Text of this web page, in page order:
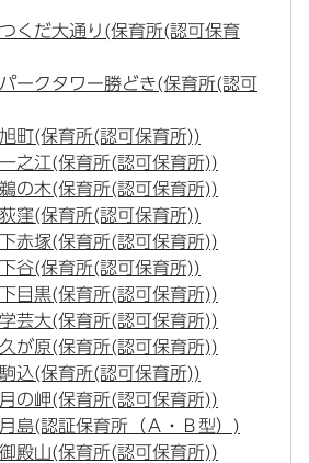
くだ大通り(保育所(認可保育
ークタワー勝どき(保育所(認可
町(保育所(認可保育所))
之江(保育所(認可保育所))
の木(保育所(認可保育所))
窪(保育所(認可保育所))
赤塚(保育所(認可保育所))
谷(保育所(認可保育所))
目黒(保育所(認可保育所))
芸大(保育所(認可保育所))
が原(保育所(認可保育所))
込(保育所(認可保育所))
の岬(保育所(認可保育所))
島(認証保育所（Ａ・Ｂ型）)
殿山(保育所(認可保育所))